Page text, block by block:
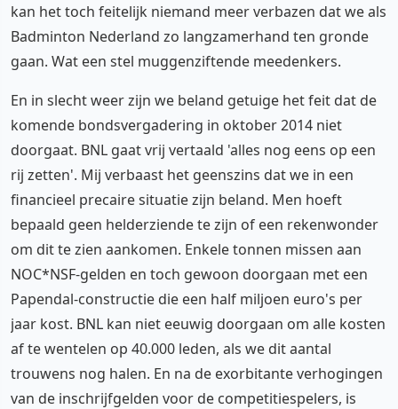
kan het toch feitelijk niemand meer verbazen dat we als
Badminton Nederland zo langzamerhand ten gronde
gaan. Wat een stel muggenziftende meedenkers.
En in slecht weer zijn we beland getuige het feit dat de
komende bondsvergadering in oktober 2014 niet
doorgaat. BNL gaat vrij vertaald 'alles nog eens op een
rij zetten'. Mij verbaast het geenszins dat we in een
financieel precaire situatie zijn beland. Men hoeft
bepaald geen helderziende te zijn of een rekenwonder
om dit te zien aankomen. Enkele tonnen missen aan
NOC*NSF-gelden en toch gewoon doorgaan met een
Papendal-constructie die een half miljoen euro's per
jaar kost. BNL kan niet eeuwig doorgaan om alle kosten
af te wentelen op 40.000 leden, als we dit aantal
trouwens nog halen. En na de exorbitante verhogingen
van de inschrijfgelden voor de competitiespelers, is